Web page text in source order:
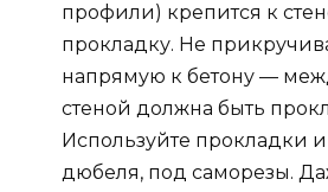
профили) крепится к
прокладку. Не
напрямую к бетону —
стеной должна быть
Используйте прокладки
дюбеля, под саморезы.